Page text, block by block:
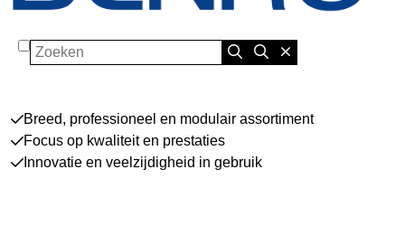
Zoeken
Breed, professioneel en modulair assortiment
Focus op kwaliteit en prestaties
Innovatie en veelzijdigheid in gebruik